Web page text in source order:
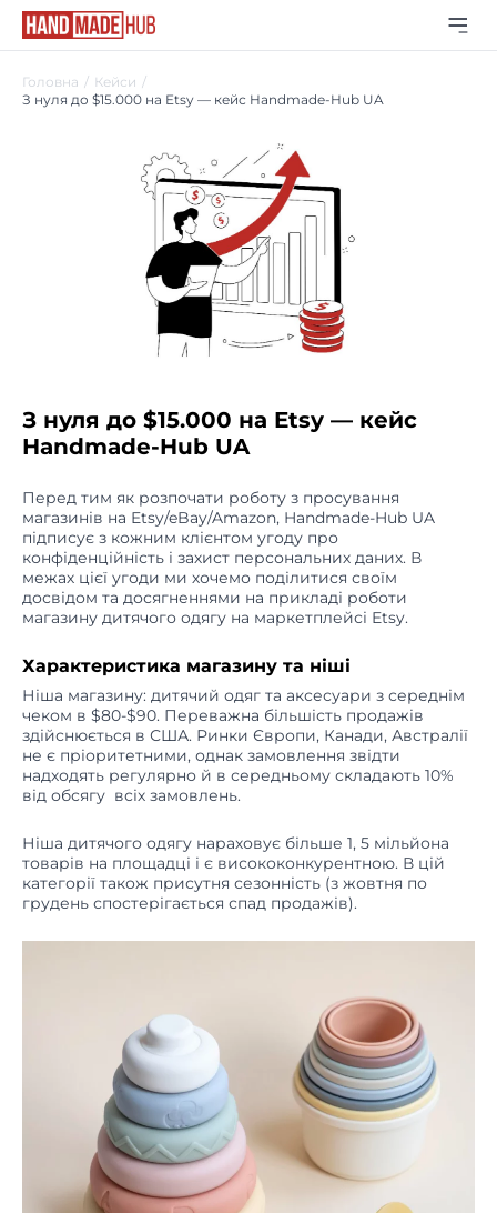
Головна
Кейси
З нуля до $15.000 на Etsy — кейс Handmade-Hub UA
З нуля до $15.000 на Etsy — кейс
Handmade-Hub UA
Перед тим як розпочати роботу з просування
магазинів на Etsy/eBay/Amazon, Handmade-Hub UA
підписує з кожним клієнтом угоду про
конфіденційність і захист персональних даних. В
межах цієї угоди ми хочемо поділитися своїм
досвідом та досягненнями на прикладі роботи
магазину дитячого одягу на маркетплейсі Etsy.
Характеристика магазину та ніші
Ніша магазину: дитячий одяг та аксесуари з середнім
чеком в $80-$90. Переважна більшість продажів
здійснюється в США. Ринки Європи, Канади, Австралії
не є пріоритетними, однак замовлення звідти
надходять регулярно й в середньому складають 10%
від обсягу всіх замовлень.
Ніша дитячого одягу нараховує більше 1, 5 мільйона
товарів на площадці і є висококонкурентною. В цій
категорії також присутня сезонність (з жовтня по
грудень спостерігається спад продажів).